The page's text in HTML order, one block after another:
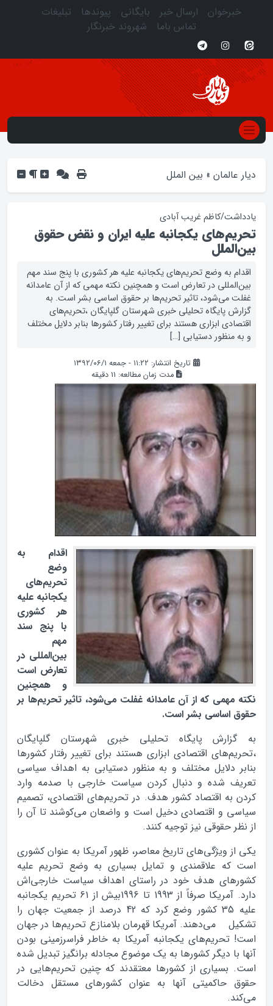
خبرخوان ارسال خبر بایگانی پیوندها
تبلیغات
تماس باما
شهروند خبرنگار
دیار عالمان» بین الملل
یادداشت/کاظم غریب آبادی
تحریم‌های یکجانبه علیه ایران و نقض حقوق
بین‌الملل
اقدام به وضع تحریم‌های یکجانبه علیه هر کشوری با پنج سند مهم
بین‌المللی در تعارض است و همچنین نکته مهمی که از آن عامدانه
غفلت می‌شود، تاثیر تحریم‌ها بر حقوق اساسی بشر است. به
گزارش پایگاه تحلیلی خبری شهرستان گلپایگان ،تحریم‌های
اقتصادی ابزاری هستند برای تغییر رفتار کشورها بنابر دلایل مختلف
و به منظور دستیابی […]
تاریخ انتشار: ۱۱:۲۲ - جمعه ۱۳۹۲/۰۶/۱
مدت زمان مطالعه:11 دقیقه
اقدام به
وضع
تحریم‌های
یکجانبه علیه
هر کشوری
با پنج سند
مهم
بین‌المللی در
تعارض است
و همچنین
نکته مهمی که از آن عامدانه غفلت می‌شود، تاثیر تحریم‌ها بر
حقوق اساسی بشر است.
به گزارش پایگاه تحلیلی خبری شهرستان گلپایگان
،تحریم‌های اقتصادی ابزاری هستند برای تغییر رفتار کشورها
بنابر دلایل مختلف و به منظور دستیابی به اهداف سیاسی
تعریف شده و دنبال کردن سیاست خارجی با صدمه وارد
کردن به اقتصاد کشور هدف. در تحریم‌های اقتصادی، تصمیم
سیاسی و اقتصادی دخیل است و واضعان می‌کوشند تا آن را
از نظر حقوقی نیز توجیه کنند.
یکی از ویژگی‌های تاریخ معاصر، ظهور آمریکا به عنوان کشوری
است که علاقمندی و تمایل بسیاری به وضع تحریم علیه
کشورهای هدف خود در راستای اهداف سیاست خارجی‌اش
دارد. آمریکا صرفاً از 1993 تا 1996بیش از 61 تحریم یکجانبه
علیه 35 کشور وضع کرد که 42 درصد از جمعیت جهان را
تشکیل می‌دهند. آمریکا قهرمان بلامنازع تحریم‌ها در جهان
است! تحریم‌های یکجانبه آمریکا به خاطر فراسرزمینی بودن
آنها با دیگر کشورها به یک موضوع مجادله برانگیز تبدیل شده
است. بسیاری از کشورها معتقدند که چنین تحریم‌هایی در
حقوق حاکمیتی آنها به عنوان کشورهای مستقل دخالت
می‌کند.